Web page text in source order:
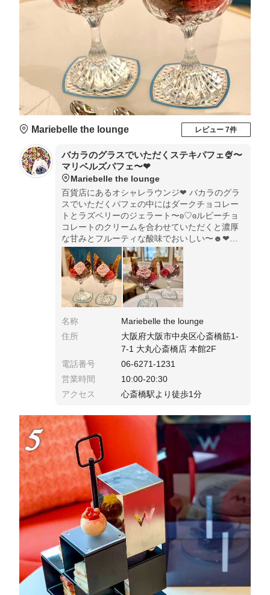
Mariebelle the lounge レビュー 7件
バカラのグラスでいただくステキパフェ🍨〜
マリベルズパフェ〜❤︎
Mariebelle the lounge
百貨店にあるオシャレラウンジ❤︎ バカラのグラ
スでいただくパフェの中にはダークチョコレー
トとラズベリーのジェラート〜ʚ♡ɞルビーチョ
コレートのクリームを合わせていただくと濃厚
な甘みとフルーティな酸味でおいしい〜☻❤︎赤
ワインで煮込んだチェリーがアクセントになっ
ています❤︎ ゴージャスなラウンジでのステキ時
間でした❤︎
名称
Mariebelle the lounge
住所
大阪府大阪市中央区心斎橋筋1-
7-1 大丸心斎橋店 本館2F
電話番号
06-6271-1231
営業時間
10:00-20:30
アクセス
心斎橋駅より徒歩1分
5